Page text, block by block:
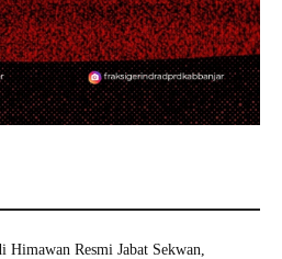
Himawan Resmi Jabat Sekwan,